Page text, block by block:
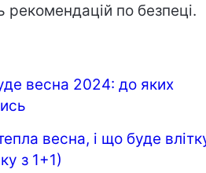
по безпеці.
весна 2024: до яких
весна, і що буде
з 1+1)